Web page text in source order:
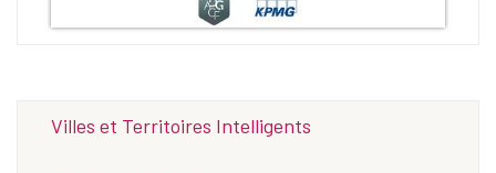
Villes et Territoires Intelligents